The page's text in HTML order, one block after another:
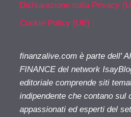
Dichiarazione sulla Privacy
Cookie Policy (UE)
finanzalive.com è parte dell'
FINANCE del network
editoriale comprende siti
indipendente che contano sul
appassionati ed esperti del